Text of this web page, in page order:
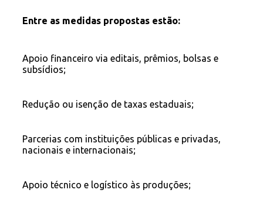
Entre as medidas propostas estão:
Apoio financeiro via editais, prêmios, bolsas e
subsídios;
Redução ou isenção de taxas estaduais;
Parcerias com instituições públicas e privadas,
nacionais e internacionais;
Apoio técnico e logístico às produções;